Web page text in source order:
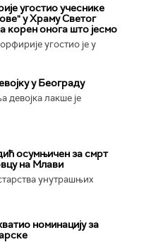
угостио учеснике
у Храму Светог
корен онога што јесмо
угостио је у
у Београду
лакше је
осумњичен за смрт
на Млави
унутрашњих
номинацију за